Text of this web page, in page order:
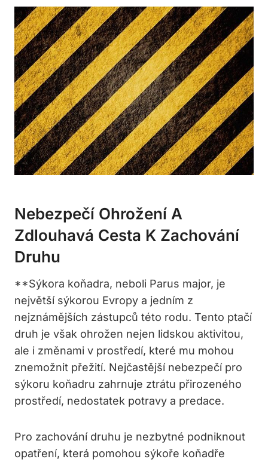
Nebezpečí Ohrožení A
Zdlouhavá Cesta K Zachování
Druhu
**Sýkora koňadra, neboli Parus major, je
největší sýkorou Evropy a jedním z
nejznámějších zástupců této rodu. Tento ptačí
druh je však ohrožen nejen lidskou aktivitou,
ale i změnami v prostředí, které mu mohou
znemožnit přežití. Nejčastější nebezpečí pro
sýkoru koňadru zahrnuje ztrátu přirozeného
prostředí, nedostatek potravy a predace.
Pro zachování druhu je nezbytné podniknout
opatření, která pomohou sýkoře koňadře